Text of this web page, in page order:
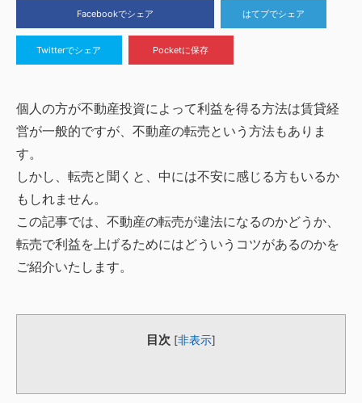
Facebookでシェア はてブでシェア
Twitterでシェア Pocketに保存
個人の方が不動産投資によって利益を得る方法は賃貸経
営が一般的ですが、不動産の転売という方法もありま
す。
しかし、転売と聞くと、中には不安に感じる方もいるか
もしれません。
この記事では、不動産の転売が違法になるのかどうか、
転売で利益を上げるためにはどういうコツがあるのかを
ご紹介いたします。
目次 [非表示]